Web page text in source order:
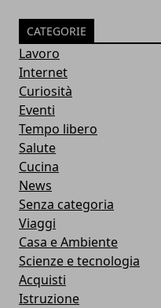
CATEGORIE
Lavoro
Internet
Curiosità
Eventi
Tempo libero
Salute
Cucina
News
Senza categoria
Viaggi
Casa e Ambiente
Scienze e tecnologia
Acquisti
Istruzione